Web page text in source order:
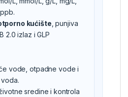
kućište , punjiva
2.0 izlaz i GLP
vode, otpadne vode i
sredine i kontrola